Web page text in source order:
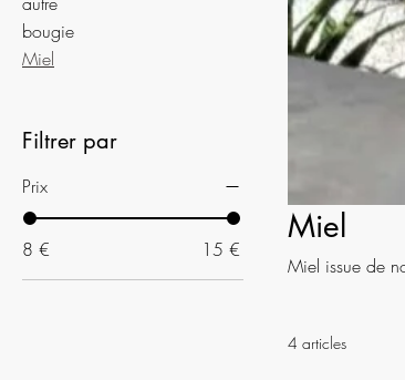
bougie
Miel
Filtrer par
Prix
8 € 15 €
Miel
Miel issue de
4 articles